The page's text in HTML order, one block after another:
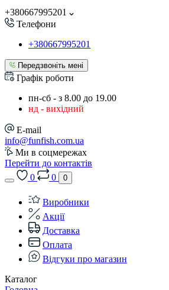
+380667995201
Телефони
+380667995201
Передзвоніть мені
Графік роботи
пн-сб - з 8.00 до 19.00
нд - вихідний
E-mail
info@funfish.com.ua
Ми в соцмережах
Перейти до контактів
0
0 0
Виробники
Акції
Доставка
Оплата
Відгуки про магазин
Каталог